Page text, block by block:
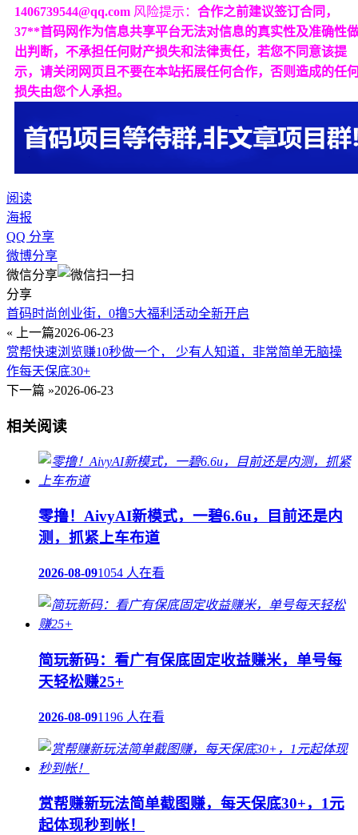
1406739544@qq.com 风险提示： 合作之前建议签订合同，
37**首码网作为信息共享平台无法对信息的真实性及准确性
出判断，不承担任何财产损失和法律责任，若您不同意该提
示，请关闭网页且不要在本站拓展任何合作，否则造成的任
损失由您个人承担。
阅读
海报
QQ 分享
微博分享
微信分享
分享
首码时尚创业街，0撸5大福利活动全新开启
« 上一篇2026-06-23
赏帮​快速浏览赚10秒做一个， 少有人知道，非常简单无脑操
作每天保底30+
下一篇 »2026-06-23
相关阅读
零撸！AivyAI新模式，一碧6.6u，目前还是内
测，抓紧上车布道
2026-08-091054 人在看
简玩新码：看广有保底固定收益赚米，单号每
天轻松赚25+
2026-08-091196 人在看
赏帮赚新玩法简单截图赚，每天保底30+，1元
起体现秒到帐！